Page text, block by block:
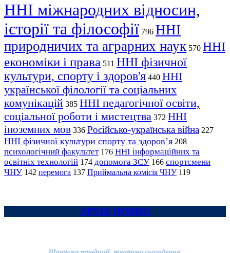
ННІ міжнародних відносин,
історії та філософії 796 ННІ
природничих та аграрних наук 570 ННІ
економіки і права 511 ННІ фізичної
культури, спорту і здоров'я 440 ННІ
української філології та соціальних
комунікацій 385 ННІ педагогічної освіти,
соціальної роботи і мистецтва 372 ННІ
іноземних мов 336 Російсько-українська війна 227
ННІ фізичної культури спорту та здоров’я 208
психологічний факультет 176 ННІ інформаційних та
освітніх технологій 174 допомога ЗСУ 166 спортсмени
ЧНУ 142 перемога 137 Приймальна комісія ЧНУ 119
АРХІВ НОВИН